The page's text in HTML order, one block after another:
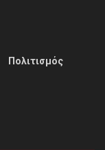
Πολιτισμός